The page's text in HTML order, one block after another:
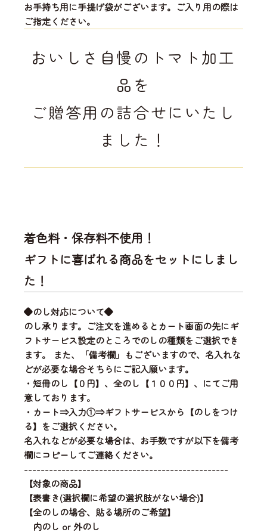
お手持ち用に手提げ袋がございます。ご入り用の際は
ご指定ください。
おいしさ自慢のトマト加工
品を
ご贈答用の詰合せにいたし
ました！
着色料・保存料不使用！
ギフトに喜ばれる商品をセットにしまし
た！
◆のし対応について◆
のし承ります。ご注文を進めるとカート画面の先にギ
フトサービス設定のところでのしの種類をご選択でき
ます。 また、「備考欄」もございますので、名入れな
どが必要な場合そちらにご記入願います。
・短冊のし【０円】、全のし【１００円】、にてご用
意しております。
・カート⇒入力①⇒ギフトサービスから【のしをつけ
る】をご選択ください。
名入れなどが必要な場合は、お手数ですが以下を備考
欄にコピーしてご連絡ください。
-------------------------------------------------
【対象の商品】
【表書き(選択欄に希望の選択肢がない場合)】
【全のしの場合、貼る場所のご希望】
内のし or 外のし